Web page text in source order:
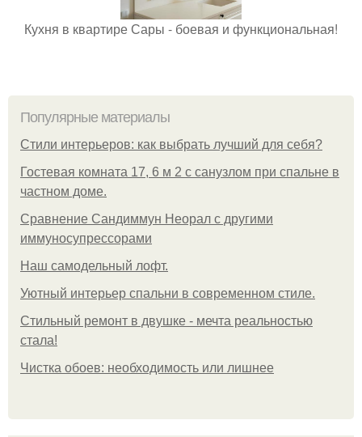
Кухня в квартире Сары - боевая и функциональная!
Популярные материалы
Стили интерьеров: как выбрать лучший для себя?
Гостевая комната 17, 6 м 2 с санузлом при спальне в
частном доме.
Сравнение Сандиммун Неорал с другими
иммуносупрессорами
Наш самодельный лофт.
Уютный интерьер спальни в современном стиле.
Стильный ремонт в двушке - мечта реальностью
стала!
Чистка обоев: необходимость или лишнее